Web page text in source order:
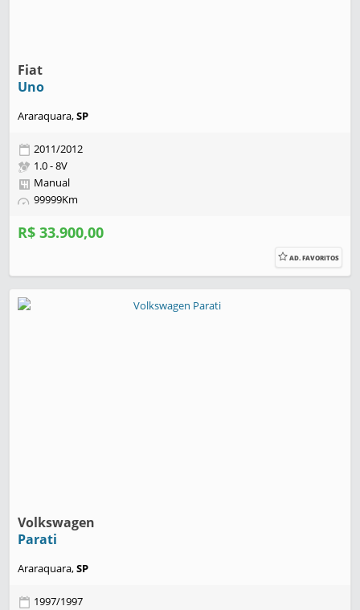
Fiat
Uno
Araraquara,SP
2011/2012
1.0 - 8V
Manual
99999Km
R$ 33.900,00
AD. FAVORITOS
Volkswagen
Parati
Araraquara,SP
1997/1997